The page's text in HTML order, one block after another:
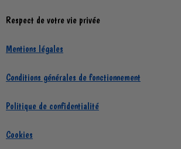
Respect de votre vie privée
Mentions légales
Conditions générales de fonctionnement
Politique de confidentialité
Cookies